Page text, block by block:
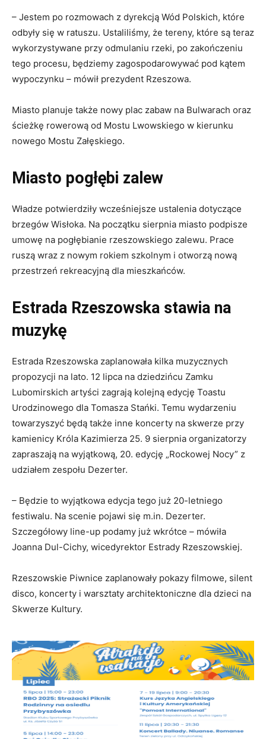
– Jestem po rozmowach z dyrekcją Wód Polskich, które
odbyły się w ratuszu. Ustaliliśmy, że tereny, które są teraz
wykorzystywane przy odmulaniu rzeki, po zakończeniu
tego procesu, będziemy zagospodarowywać pod kątem
wypoczynku – mówił prezydent Rzeszowa.
Miasto planuje także nowy plac zabaw na Bulwarach oraz
ścieżkę rowerową od Mostu Lwowskiego w kierunku
nowego Mostu Załęskiego.
Miasto pogłębi zalew
Władze potwierdziły wcześniejsze ustalenia dotyczące
brzegów Wisłoka. Na początku sierpnia miasto podpisze
umowę na pogłębianie rzeszowskiego zalewu. Prace
ruszą wraz z nowym rokiem szkolnym i otworzą nową
przestrzeń rekreacyjną dla mieszkańców.
Estrada Rzeszowska stawia na
muzykę
Estrada Rzeszowska zaplanowała kilka muzycznych
propozycji na lato. 12 lipca na dziedzińcu Zamku
Lubomirskich artyści zagrają kolejną edycję Toastu
Urodzinowego dla Tomasza Stańki. Temu wydarzeniu
towarzyszyć będą także inne koncerty na skwerze przy
kamienicy Króla Kazimierza 25. 9 sierpnia organizatorzy
zapraszają na wyjątkową, 20. edycję „Rockowej Nocy” z
udziałem zespołu Dezerter.
– Będzie to wyjątkowa edycja tego już 20-letniego
festiwalu. Na scenie pojawi się m.in. Dezerter.
Szczegółowy line-up podamy już wkrótce – mówiła
Joanna Dul-Cichy, wicedyrektor Estrady Rzeszowskiej.
Rzeszowskie Piwnice zaplanowały pokazy filmowe, silent
disco, koncerty i warsztaty architektoniczne dla dzieci na
Skwerze Kultury.